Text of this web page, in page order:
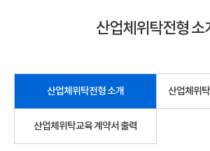
산업체위탁전형 소
산업체위탁전형 소개 산업체위
산업체위탁교육 계약서 출력